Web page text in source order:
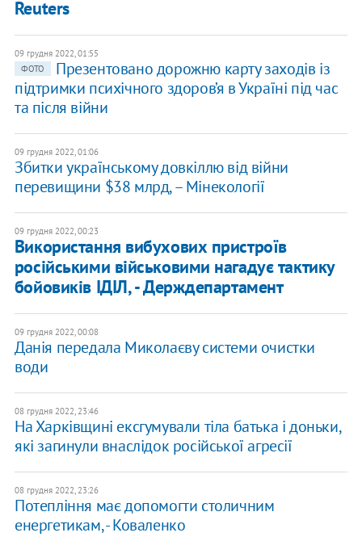
Reuters
09 грудня 2022, 01:55
ФОТО
Презентовано дорожню карту заходів із
підтримки психічного здоров’я в Україні під час
та після війни
09 грудня 2022, 01:06
Збитки українському довкіллю від війни
перевищини $38 млрд, – Мінекології
09 грудня 2022, 00:23
Використання вибухових пристроїв
російськими військовими нагадує тактику
бойовиків ІДІЛ, - Держдепартамент
09 грудня 2022, 00:08
Данія передала Миколаєву системи очистки
води
08 грудня 2022, 23:46
На Харківщині ексгумували тіла батька і доньки,
які загинули внаслідок російської агресії
08 грудня 2022, 23:26
Потепління має допомогти столичним
енергетикам, - Коваленко